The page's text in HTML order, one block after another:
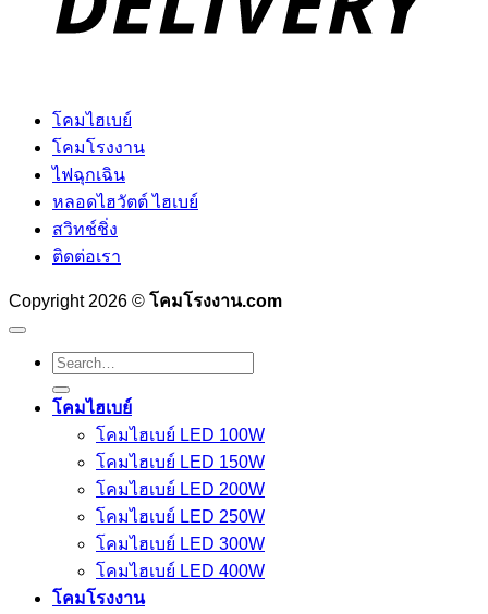
โคมไฮเบย์
โคมโรงงาน
ไฟฉุกเฉิน
หลอดไฮวัตต์ ไฮเบย์
สวิทช์ชิ่ง
ติดต่อเรา
Copyright 2026 © โคมโรงงาน.com
Search
for:
โคมไฮเบย์
โคมไฮเบย์ LED 100W
โคมไฮเบย์ LED 150W
โคมไฮเบย์ LED 200W
โคมไฮเบย์ LED 250W
โคมไฮเบย์ LED 300W
โคมไฮเบย์ LED 400W
โคมโรงงาน